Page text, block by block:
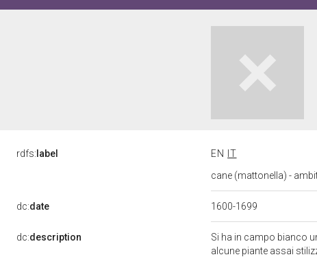
rdfs: label EN
IT
cane (mattonella) -
dc:date 1600-1699
dc:description
Si ha in campo bianco
alcune piante assai